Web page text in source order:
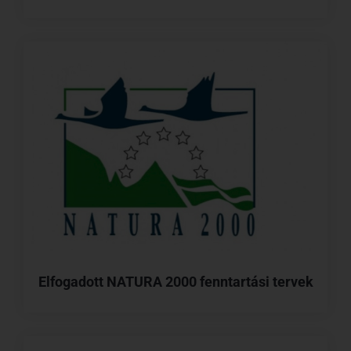
Elfogadott NATURA 2000 fenntartási tervek